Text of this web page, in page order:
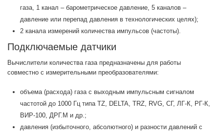
газа, 1 канал – барометрическое давление, 5 каналов –
давление или перепад давления в технологических целях);
2 канала измерений количества импульсов (частоты).
Подключаемые датчики
Вычислители количества газа предназначены для работы
совместно с измерительными преобразователями:
объема (расхода) газа с выходным импульсным сигналом
частотой до 1000 Гц типа TZ, DELTA, TRZ, RVG, СГ, ЛГ-К, РГ-К,
ВИР-100, ДРГ.М и др.;
давления (избыточного, абсолютного) и разности давлений с